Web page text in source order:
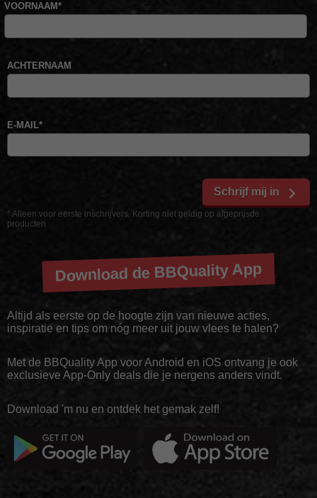
* Alleen voor eerste inschrijvers. Korting niet geldig op afgeprijsde
producten
VOORNAAM*
ACHTERNAAM
E-MAIL*
Schrijf mij in
Download de BBQuality App
Altijd als eerste op de hoogte zijn van nieuwe acties,
inspiratie en tips om nóg meer uit jouw vlees te halen?
Met de BBQuality App voor Android en iOS ontvang je ook
exclusieve App-Only deals die je nergens anders vindt.
Download 'm nu en ontdek het gemak zelf!